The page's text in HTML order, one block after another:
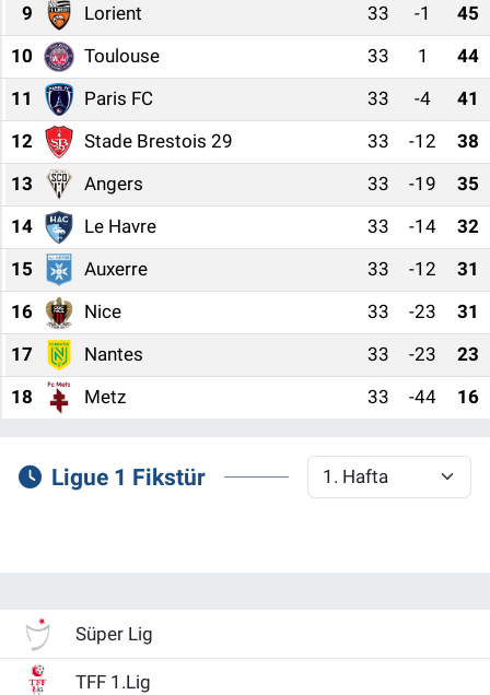
9
Lorient 33 -1
45
10
Toulouse 33 1
44
11
Paris FC 33 -4
41
12
Stade Brestois 29 33 -12
38
13
Angers 33 -19
35
14
Le Havre 33 -14
32
15
Auxerre 33 -12
31
16
Nice 33 -23
31
17
Nantes 33 -23
23
18
Metz 33 -44 16
Ligue 1 Fikstür
Süper Lig
TFF 1.Lig
POLİTİKA
SAĞLIK
SPOR
TEKNOLOJİ